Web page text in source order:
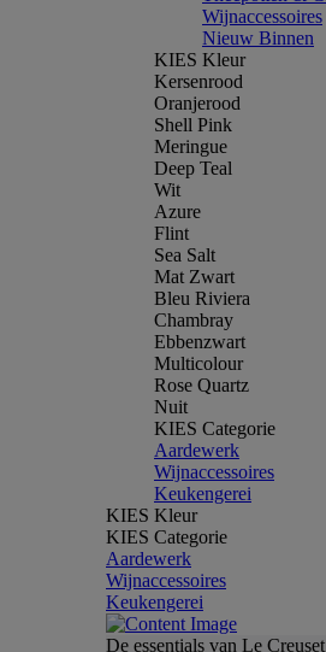
Wijnaccessoires
Nieuw Binnen
KIES Kleur
Kersenrood
Oranjerood
Shell Pink
Meringue
Deep Teal
Wit
Azure
Flint
Sea Salt
Mat Zwart
Bleu Riviera
Chambray
Ebbenzwart
Multicolour
Rose Quartz
Nuit
KIES Categorie
Aardewerk
Wijnaccessoires
Keukengerei
KIES Kleur
KIES Categorie
Aardewerk
Wijnaccessoires
Keukengerei
De essentials van Le Creuset